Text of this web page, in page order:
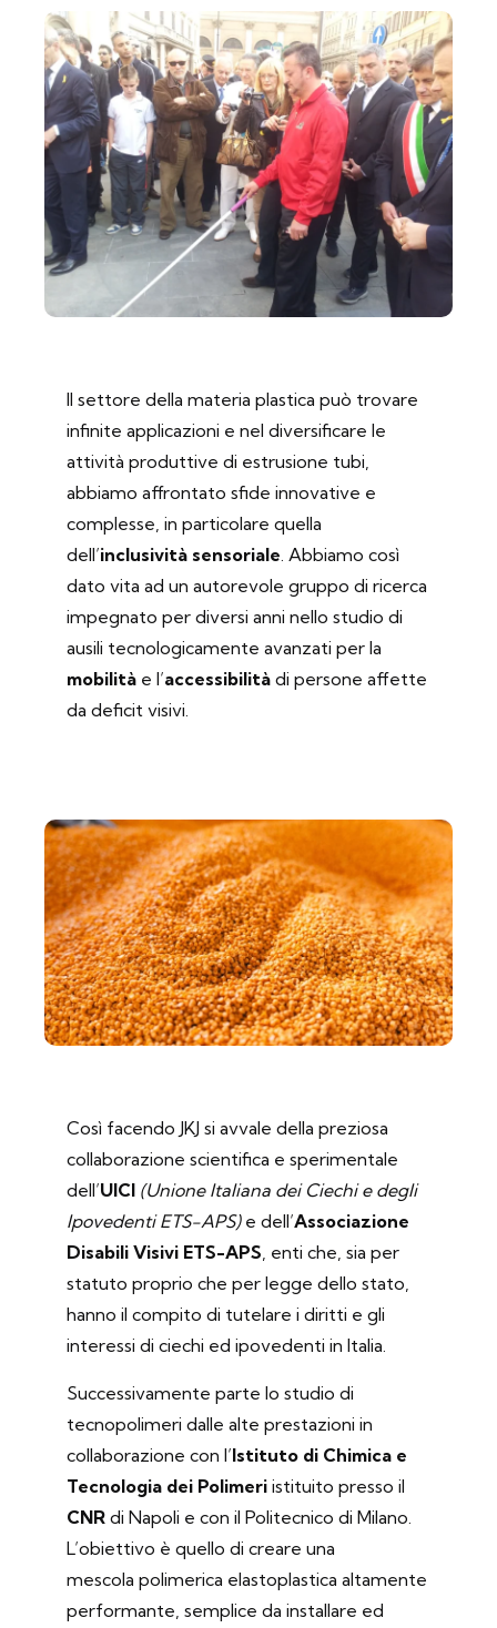
Il settore della materia plastica può trovare
infinite applicazioni e nel diversificare le
attività produttive di estrusione tubi,
abbiamo affrontato sfide innovative e
complesse, in particolare quella
dell’inclusività sensoriale. Abbiamo così
dato vita ad un autorevole gruppo di ricerca
impegnato per diversi anni nello studio di
ausili tecnologicamente avanzati per la
mobilità e l’accessibilità di persone affette
da deficit visivi.
Così facendo JKJ si avvale della preziosa
collaborazione scientifica e sperimentale
dell’UICI (Unione Italiana dei Ciechi e degli
Ipovedenti ETS-APS)e dell’Associazione
Disabili Visivi ETS-APS, enti che, sia per
statuto proprio che per legge dello stato,
hanno il compito di tutelare i diritti e gli
interessi di ciechi ed ipovedenti in Italia.
Successivamente parte lo studio di
tecnopolimeri dalle alte prestazioni in
collaborazione con l’Istituto di Chimica e
Tecnologia dei Polimeri istituito presso il
CNR di Napoli e con il Politecnico di Milano.
L’obiettivo è quello di creare una
mescola polimerica elastoplastica altamente
performante, semplice da installare ed